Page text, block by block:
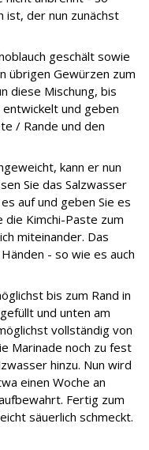
ist, der nun zunächst
geschält sowie
übrigen Gewürzen zum
diese Mischung, bis
und geben
/ Rande und den
kann er nun
Sie das Salzwasser
auf und geben Sie es
die Kimchi-Paste zum
miteinander. Das
- so wie es auch
bis zum Rand in
und unten am
vollständig von
Marinade noch zu fest
hinzu. Nun wird
einen Woche an
Fertig zum
säuerlich schmeckt.